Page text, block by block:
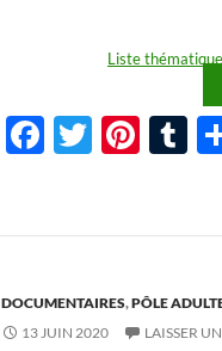
Liste
F
b
o
o
T
er
Pi
es
t
T
bl
r
DOCUMENTAIRES,PÔLE
13 JUIN 2020
LAISSER